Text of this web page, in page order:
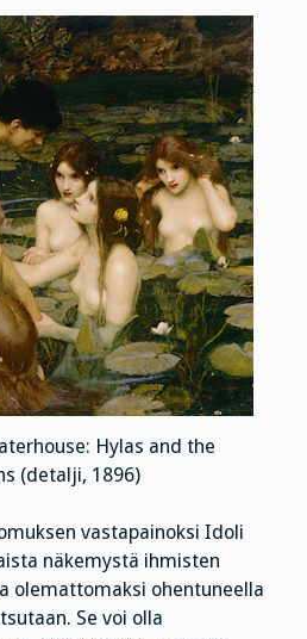
Hylas and the
(detalji, 1896)
vastapainoksi Idoli
näkemystä ihmisten
olemattomaksi ohentuneella
Se voi olla